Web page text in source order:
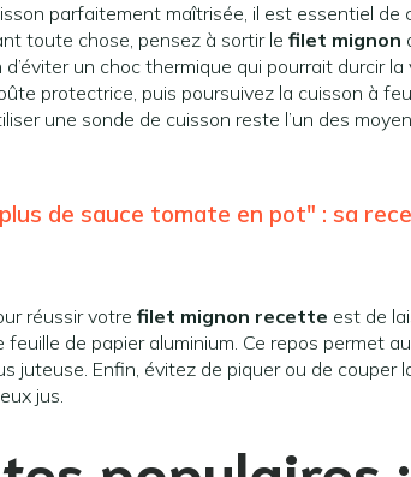
parfaitement maîtrisée, il est essentiel de
toute chose, pensez à sortir le filet mignon
un choc thermique qui pourrait durcir
protectrice, puis poursuivez la cuisson à
une sonde de cuisson reste l’un des
plus de sauce tomate en pot" : sa
réussir votre filet mignon recette est de
feuille de papier aluminium. Ce repos permet
juteuse. Enfin, évitez de piquer ou de couper
jus.